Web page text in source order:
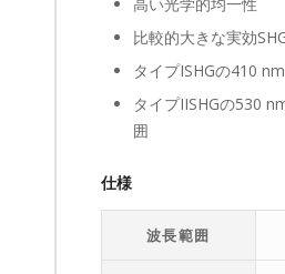
高い光学的均一性
比較的大きな実効
タイプISHGの410
タイプIISHGの530
囲
仕様
波長範囲